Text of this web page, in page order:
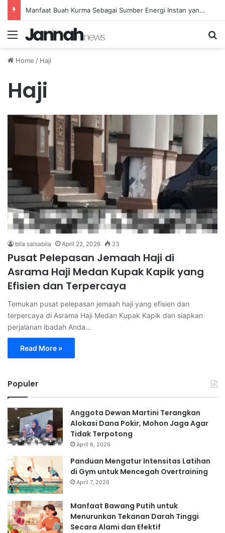
Manfaat Buah Kurma Sebagai Sumber Energi Instan yang Sehat dan Bergizi untuk Kesehatan
Menu
Home / Haji
Haji
bila salsabila April 22, 2026 23
Pusat Pelepasan Jemaah Haji di
Asrama Haji Medan Kupak Kapik yang
Efisien dan Terpercaya
Temukan pusat pelepasan jemaah haji yang efisien dan
terpercaya di Asrama Haji Medan Kupak Kapik dan siapkan
perjalanan ibadah Anda…
Read More »
Populer
Anggota Dewan Martini Terangkan
Alokasi Dana Pokir, Mohon Jaga Agar
Tidak Terpotong
April 6, 2026
Panduan Mengatur Intensitas Latihan
di Gym untuk Mencegah Overtraining
April 7, 2026
Manfaat Bawang Putih untuk
Menurunkan Tekanan Darah Tinggi
Secara Alami dan Efektif